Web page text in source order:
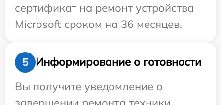
сертификат на ремонт устройства
Microsoft сроком на 36 месяцев.
5
Информирование о готовности
Вы получите уведомление о